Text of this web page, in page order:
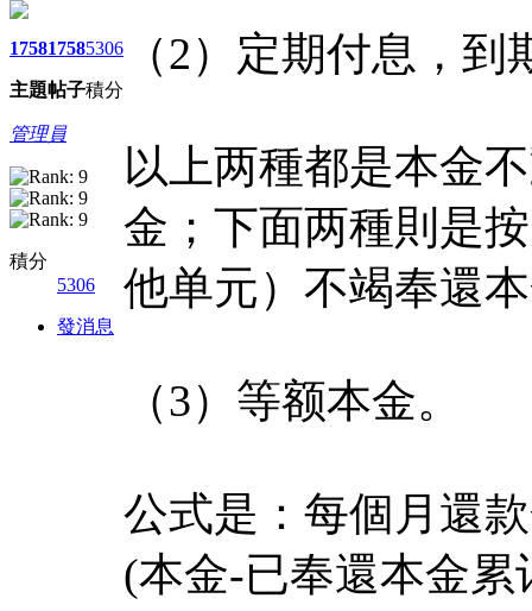
1758
主題
1758
帖子
5306
積分
管理員
積分
5306
發消息
（2）定期付息，到
以上两種都是本金
金；下面两種則是
他单元）不竭奉還
（3）等额本金。
公式是：每個月還
(本金-已奉還本金累